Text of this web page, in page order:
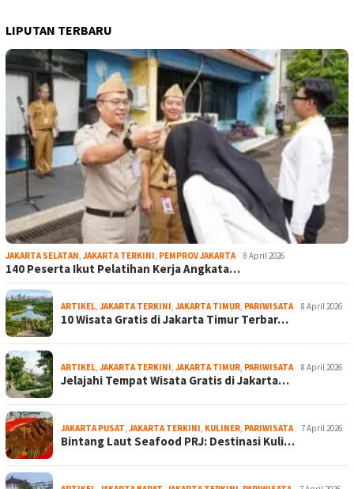
LIPUTAN TERBARU
JAKARTA SELATAN, JAKARTA TERKINI, PEMPROV JAKARTA 8 April 2026
140 Peserta Ikut Pelatihan Kerja Angkata…
ARTIKEL, JAKARTA TERKINI, JAKARTA TIMUR, PARIWISATA 8 April 2026
10 Wisata Gratis di Jakarta Timur Terbar…
ARTIKEL, JAKARTA TERKINI, JAKARTA TIMUR, PARIWISATA 8 April 2026
Jelajahi Tempat Wisata Gratis di Jakarta…
JAKARTA PUSAT, JAKARTA TERKINI, KULINER, PARIWISATA 7 April 2026
Bintang Laut Seafood PRJ: Destinasi Kuli…